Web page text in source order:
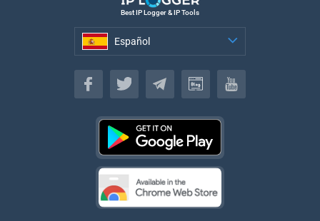
Best IP Logger & IP Tools
Español
Español